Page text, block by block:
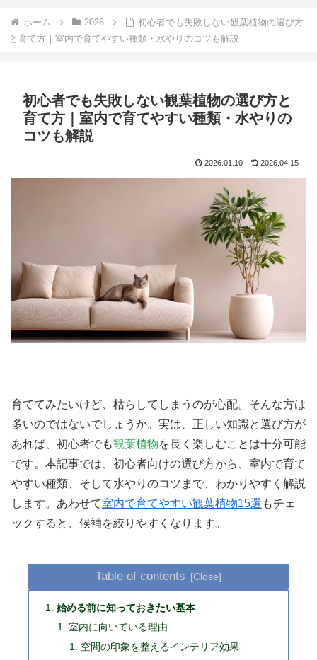
ホーム 2026
初心者でも失敗しない観葉植物の選び方
と育て方｜室内で育てやすい種類・水やりのコツも解説
初心者でも失敗しない観葉植物の選び方と
育て方｜室内で育てやすい種類・水やりの
コツも解説
2026.01.10 2026.04.15
育ててみたいけど、枯らしてしまうのが心配。そんな方は
多いのではないでしょうか。実は、正しい知識と選び方が
あれば、初心者でも観葉植物を長く楽しむことは十分可能
です。本記事では、初心者向けの選び方から、室内で育て
やすい種類、そして水やりのコツまで、わかりやすく解説
します。あわせて室内で育てやすい観葉植物15選 もチェ
ックすると、候補を絞りやすくなります。
Table of contents
始める前に知っておきたい基本
室内に向いている理由
空間の印象を整えるインテリア効果